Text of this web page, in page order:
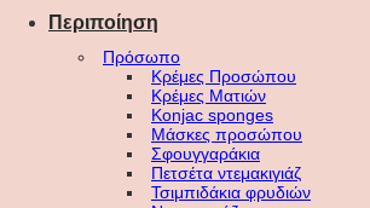
Περιποίηση
Πρόσωπο
Κρέμες Προσώπου
Κρέμες Ματιών
Konjac sponges
Μάσκες προσώπου
Σφουγγαράκια
Πετσέτα ντεμακιγιάζ
Τσιμπιδάκια φρυδιών